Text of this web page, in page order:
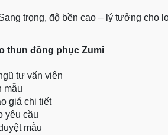
trọng, độ bền cao – lý tưởng cho
thun đồng phục Zumi
tư vấn viên
mẫu
giá chi tiết
yêu cầu
mẫu